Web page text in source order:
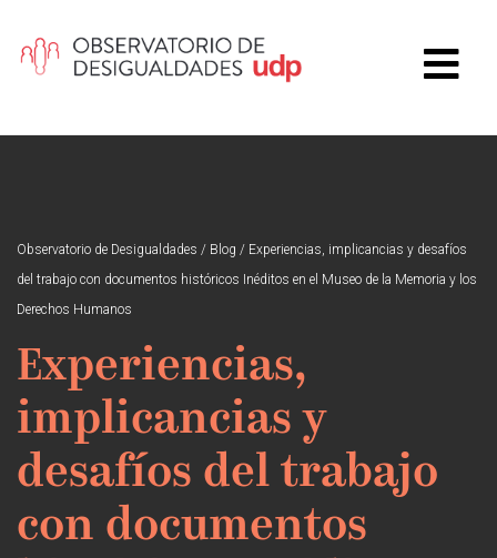
Observatorio de Desigualdades / Blog / Experiencias, implicancias y desafíos
del trabajo con documentos históricos Inéditos en el Museo de la Memoria y los
Derechos Humanos
Experiencias,
implicancias y
desafíos del trabajo
con documentos